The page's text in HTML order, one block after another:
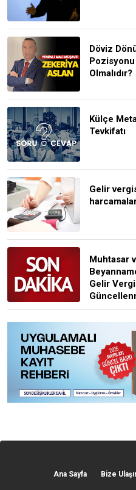
Döviz
Pozisyonu
Olmalıdır?
Külçe
Tevkifatı
Gelir
Muhtasar
Gelir
Ana Sayfa Bize